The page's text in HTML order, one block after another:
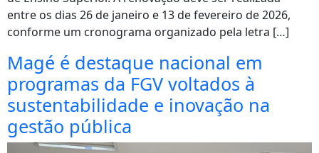
entre os dias 26 de janeiro e 13 de fevereiro de 2026,
conforme um cronograma organizado pela letra […]
Magé é destaque nacional em
programas da FGV voltados à
sustentabilidade e inovação na
gestão pública